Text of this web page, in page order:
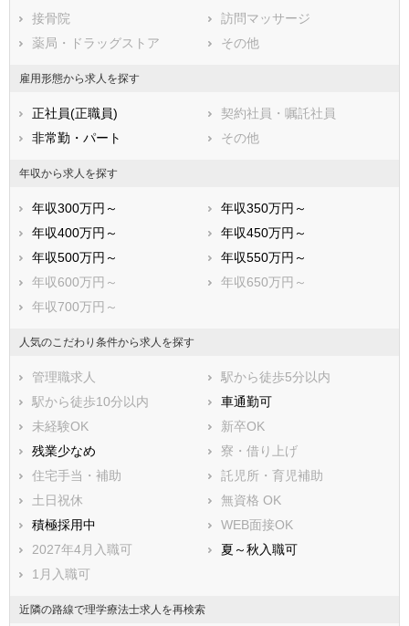
広島県
徳島県
香川県
愛媛県
鹿児島県
接骨院
訪問マッサージ
薬局・ドラッグストア
その他
雇用形態から求人を探す
正社員(正職員)
契約社員・嘱託社員
非常勤・パート
その他
年収から求人を探す
年収300万円～
年収350万円～
年収400万円～
年収450万円～
年収500万円～
年収550万円～
年収600万円～
年収650万円～
年収700万円～
人気のこだわり条件から求人を探す
管理職求人
駅から徒歩5分以内
駅から徒歩10分以内
車通勤可
未経験OK
新卒OK
残業少なめ
寮・借り上げ
住宅手当・補助
託児所・育児補助
土日祝休
無資格 OK
積極採用中
WEB面接OK
2027年4月入職可
夏～秋入職可
1月入職可
近隣の路線で理学療法士求人を再検索